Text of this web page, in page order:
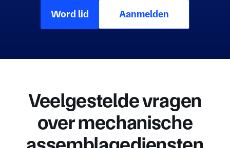
Word lid
Aanmelden
Veelgestelde vragen
over mechanische